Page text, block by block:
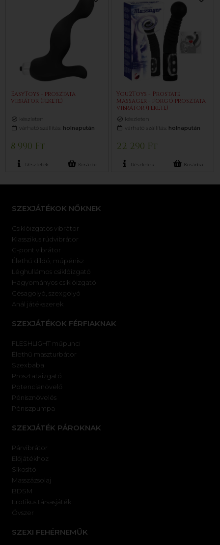
EasyToys - prosztata
vibrátor (fekete)
készleten
várható szállítás: holnapután
8 990 Ft
Részletek Kosárba
You2Toys - Prostate
massager - forgó prosztata
vibrátor (fekete)
készleten
várható szállítás: holnapután
22 290 Ft
Részletek Kosárba
SZEXJÁTÉKOK NŐKNEK
Csiklóizgatós vibrátor
Klasszikus rúdvibrátor
G-pont vibrátor
Élethű dildó, műpénisz
Léghullámos csiklóizgató
Hagyományos csiklóizgató
Gésagolyó, szexgolyó
Anál játékszerek
SZEXJÁTÉKOK FÉRFIAKNAK
FLESHLIGHT műpunci
Élethű maszturbátor
Szexbaba
Prosztataizgató
Potencianövelő
Pénisznövelés
Péniszpumpa
SZEXJÁTÉK PÁROKNAK
Párvibrátor
Előjátékhoz
Síkosító
Masszázsolaj
BDSM
Erotikus társasjáték
Óvszer
SZEXI FEHÉRNEMŰK